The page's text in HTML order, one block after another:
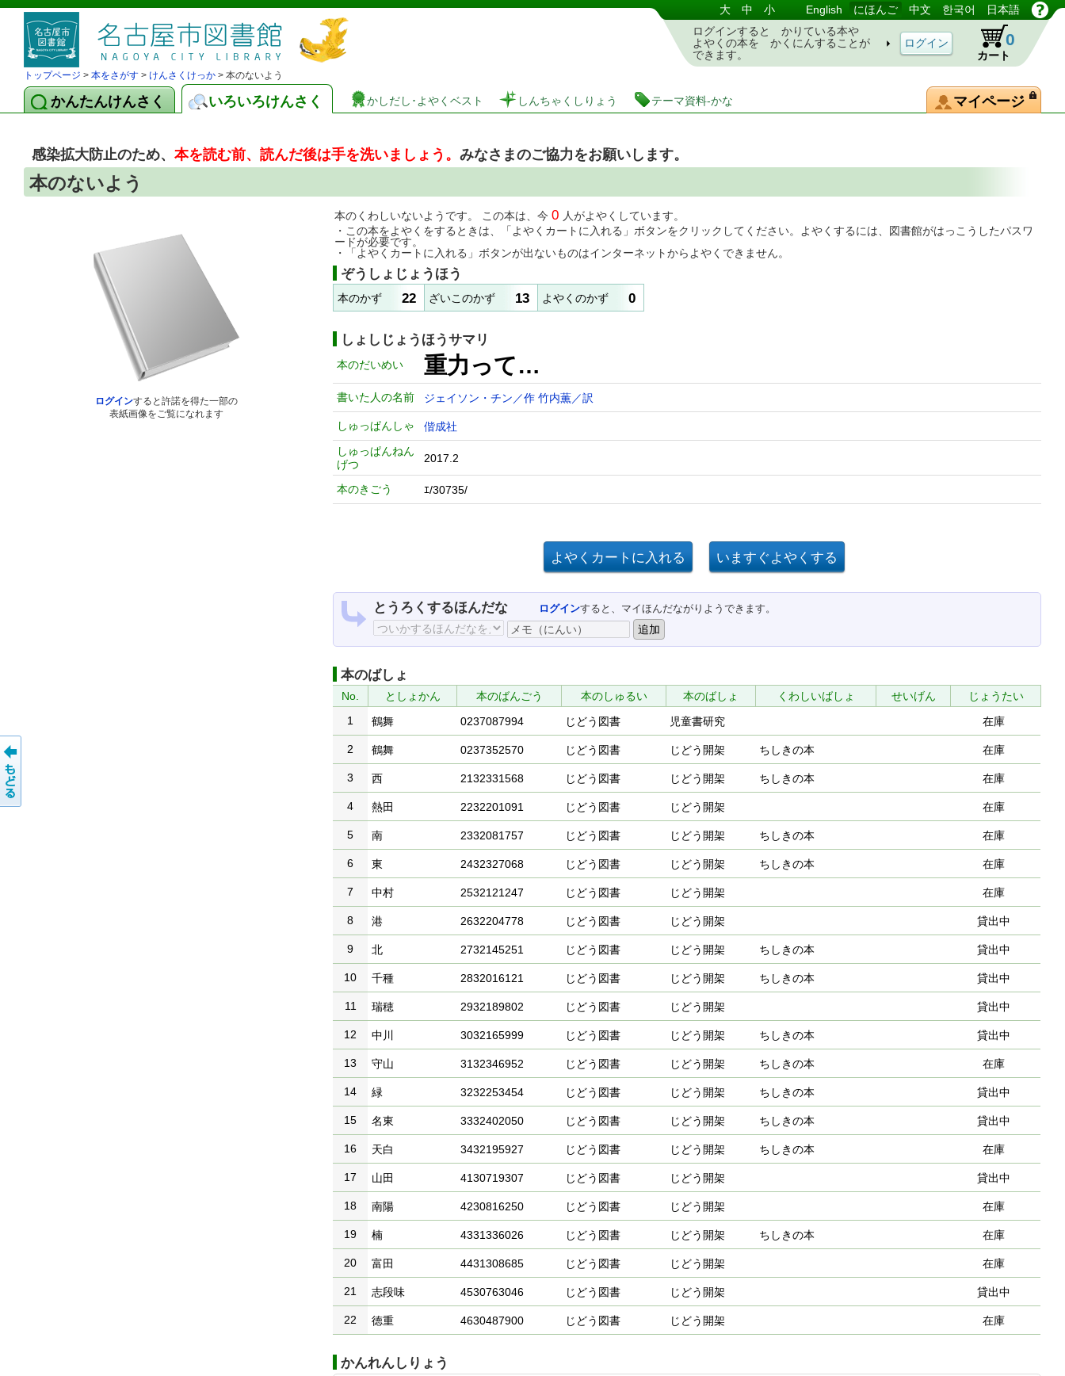
としょかんぞうしょけんさく・よやくシステム 大 中 小 English にほんご 中文 한국어 日本語
ログインすると かりている本や
よやくの本を かくにんすることが
できます。
カート
0
トップページ > 本をさがす > けんさくけっか > 本のないよう
かんたんけんさく いろいろけんさく かしだし･よやくベスト しんちゃくしりょう テーマ資料-かな マイページ
感染拡大防止のため、 本を読む前、読んだ後は手を洗いましょう。 みなさまのご協力をお願いします。
本のないよう
ログインすると許諾を得た一部の
表紙画像をご覧になれます
本のくわしいないようです。 この本は、今 0 人がよやくしています。
・この本をよやくをするときは、「よやくカートに入れる」ボタンをクリックしてください。よやくするには、図書館がはっこうしたパスワ
ードが必要です。
・「よやくカートに入れる」ボタンが出ないものはインターネットからよやくできません。
ぞうしょじょうほう
本のかず 22 ざいこのかず 13 よやくのかず 0
しょしじょうほうサマリ
本のだいめい 重力って…
書いた人の名前 ジェイソン・チン／作 竹内薫／訳
しゅっぱんしゃ
偕成社
しゅっぱんねん
げつ
2017.2
本のきごう ｴ/30735/
とうろくするほんだな ログインすると、マイほんだながりようできます。
本のばしょ
No. としょかん 本のばんごう 本のしゅるい 本のばしょ くわしいばしょ せいげん
じょうたい
1
鶴舞 0237087994 じどう図書 児童書研究 在庫
2 鶴舞 0237352570 じどう図書 じどう開架 ちしきの本 在庫
3 西 2132331568 じどう図書 じどう開架 ちしきの本 在庫
4 熱田 2232201091 じどう図書 じどう開架 在庫
5 南 2332081757 じどう図書 じどう開架 ちしきの本 在庫
6 東 2432327068 じどう図書 じどう開架 ちしきの本 在庫
7 中村 2532121247 じどう図書 じどう開架 在庫
8 港 2632204778 じどう図書 じどう開架 貸出中
9 北 2732145251 じどう図書 じどう開架 ちしきの本 貸出中
10 千種 2832016121 じどう図書 じどう開架 ちしきの本 貸出中
11 瑞穂 2932189802 じどう図書 じどう開架 貸出中
12 中川 3032165999 じどう図書 じどう開架 ちしきの本 貸出中
13 守山 3132346952 じどう図書 じどう開架 ちしきの本 在庫
14 緑 3232253454 じどう図書 じどう開架 ちしきの本 貸出中
15 名東 3332402050 じどう図書 じどう開架 ちしきの本 貸出中
16 天白 3432195927 じどう図書 じどう開架 ちしきの本 在庫
17 山田 4130719307 じどう図書 じどう開架 貸出中
18 南陽 4230816250 じどう図書 じどう開架 在庫
19 楠 4331336026 じどう図書 じどう開架 ちしきの本 在庫
20 富田 4431308685 じどう図書 じどう開架 在庫
21 志段味 4530763046 じどう図書 じどう開架 貸出中
22 徳重 4630487900 じどう図書 じどう開架 在庫
かんれんしりょう